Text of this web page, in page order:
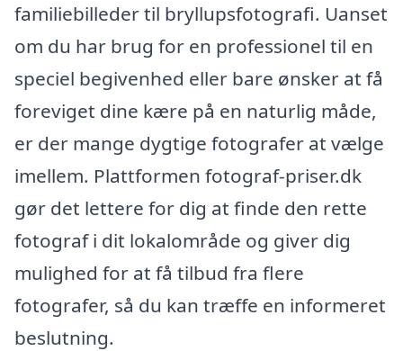
familiebilleder til bryllupsfotografi. Uanset
om du har brug for en professionel til en
speciel begivenhed eller bare ønsker at få
foreviget dine kære på en naturlig måde,
er der mange dygtige fotografer at vælge
imellem. Plattformen fotograf-priser.dk
gør det lettere for dig at finde den rette
fotograf i dit lokalområde og giver dig
mulighed for at få tilbud fra flere
fotografer, så du kan træffe en informeret
beslutning.